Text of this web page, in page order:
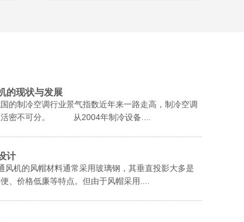
的现状与发展
的制冷空调行业景气指数近年来一路走高，制冷空调
活密不可分。 从2004年制冷设备....
计
的风帽材料通常采用玻璃钢，其垂直投影大多是
、价格低廉等特点。但由于风帽采用....